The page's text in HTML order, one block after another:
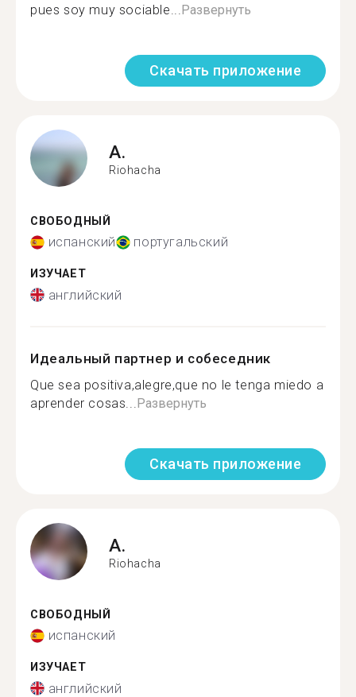
pues soy muy sociable... Развернуть
Скачать приложение
A.
Riohacha
СВОБОДНЫЙ
испанский португальский
ИЗУЧАЕТ
английский
Идеальный партнер и собеседник
Que sea positiva,alegre,que no le tenga miedo a
aprender cosas... Развернуть
Скачать приложение
A.
Riohacha
СВОБОДНЫЙ
испанский
ИЗУЧАЕТ
английский